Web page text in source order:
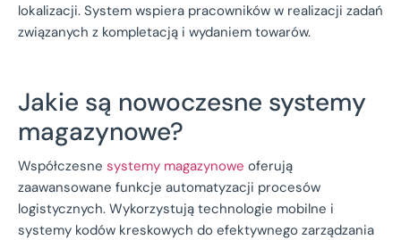
lokalizacji. System wspiera pracowników w realizacji zadań
związanych z kompletacją i wydaniem towarów.
Jakie są nowoczesne systemy
magazynowe?
Współczesne systemy magazynowe oferują
zaawansowane funkcje automatyzacji procesów
logistycznych. Wykorzystują technologie mobilne i
systemy kodów kreskowych do efektywnego zarządzania